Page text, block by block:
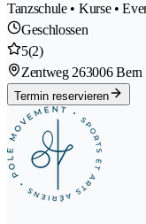
Tanzschule • Kurse •
Geschlossen
5(2)
Zentweg 263006 Bern
Termin reservieren